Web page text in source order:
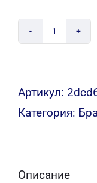
Артикул:
Категория:
Описание